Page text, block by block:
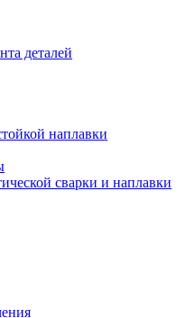
деталей
наплавки
сварки и наплавки